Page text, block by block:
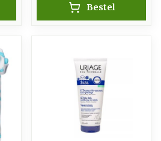
Bestel